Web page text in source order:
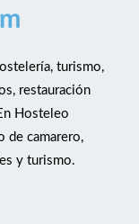
turismo,
restauración
Hosteleo
de camarero,
y turismo.